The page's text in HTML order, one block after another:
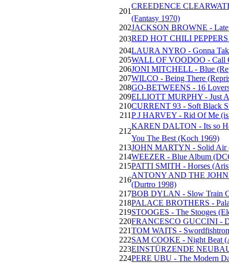
201
CREEDENCE
(Fantasy 1970)
202JACKSON BROWNE -
203RED HOT CHILI PEPPERS
204LAURA NYRO - Gonna
205WALL OF VOODOO - Call
206JONI MITCHELL - Blue
207WILCO - Being There
208GO-BETWEENS - 16
209ELLIOTT MURPHY - Just
210CURRENT 93 - Soft Black
211P J HARVEY - Rid Of Me
212
KAREN DALTON - Its so
You The Best (Koch 1969)
213JOHN MARTYN - Solid Air
214WEEZER - Blue Album
215PATTI SMITH - Horses
216
ANTONY AND THE
(Durtro 1998)
217BOB DYLAN - Slow Train
218PALACE BROTHERS -
219STOOGES - The Stooges
220FRANCESCO GUCCINI -
221TOM WAITS -
222SAM COOKE - Night Beat
223EINSTÜRZENDE
224PERE UBU - The Modern